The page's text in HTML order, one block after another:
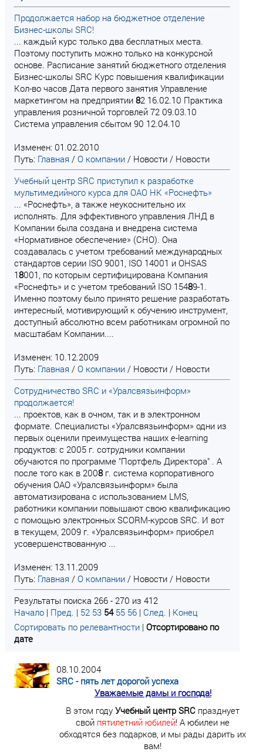
Продолжается набор на бюджетное отделение
Бизнес-школы SRC!
... каждый курс только два бесплатных места.
Поэтому поступить можно только на конкурсной
основе. Расписание занятий бюджетного отделения
Бизнес-школы SRC Курс повышения квалификации
Кол-во часов Дата первого занятия Управление
маркетингом на предприятии 82 16.02.10 Практика
управления розничной торговлей 72 09.03.10
Система управления сбытом 90 12.04.10
Изменен: 01.02.2010
Путь: Главная / О компании / Новости / Новости
Учебный центр SRC приступил к разработке
мультимедийного курса для ОАО НК «Роснефть»
... «Роснефть», а также неукоснительно их
исполнять. Для эффективного управления ЛНД в
Компании была создана и внедрена система
«Нормативное обеспечение» (СНО). Она
создавалась с учетом требований международных
стандартов серии ISO 9001, ISO 14001 и OHSAS
18001, по которым сертифицирована Компания
«Роснефть» и с учетом требований ISO 15489-1.
Именно поэтому было принято решение разработать
интересный, мотивирующий к обучению инструмент,
доступный абсолютно всем работникам огромной по
масштабам Компании....
Изменен: 10.12.2009
Путь: Главная / О компании / Новости / Новости
Сотрудничество SRC и «Уралсвязьинформ»
продолжается!
... проектов, как в очном, так и в электронном
формате. Специалисты «Уралсвязьинформ» одни из
первых оценили преимущества наших e-learning
продуктов: с 2005 г. сотрудники компании
обучаются по программе "Портфель Директора" . А
после того как в 2008г. система корпоративного
обучения ОАО «Уралсвязьинформ» была
автоматизирована с использованием LMS,
работники компании повышают свою квалификацию
с помощью электронных SCORM-курсов SRC. И вот
в текущем, 2009 г. «Уралсвязьинформ» приобрел
усовершенствованную ...
Изменен: 13.11.2009
Путь: Главная / О компании / Новости / Новости
Результаты поиска 266 - 270 из 412
Начало | Пред. | 52 53 54 55 56 | След. | Конец
Сортировать по релевантности | Отсортировано по
дате
08.10.2004
SRC - пять лет дорогой успеха
Уважаемые дамы и господа!
В этом году Учебный центр SRC празднует
свой пятилетний юбилей! А юбилеи не
обходятся без подарков, и мы рады дарить их
вам!